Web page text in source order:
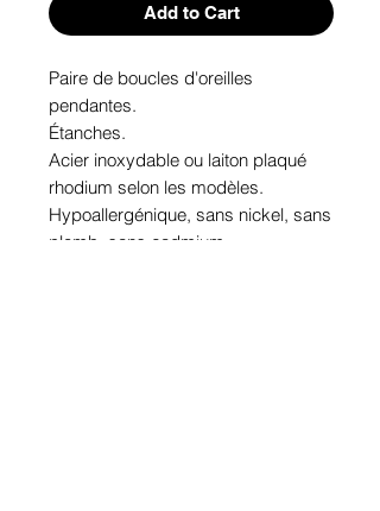
Add to Cart
Paire de boucles d'oreilles
pendantes.
Étanches.
Acier inoxydable ou laiton plaqué
rhodium selon les modèles.
Hypoallergénique, sans nickel, sans
plomb, sans cadmium.